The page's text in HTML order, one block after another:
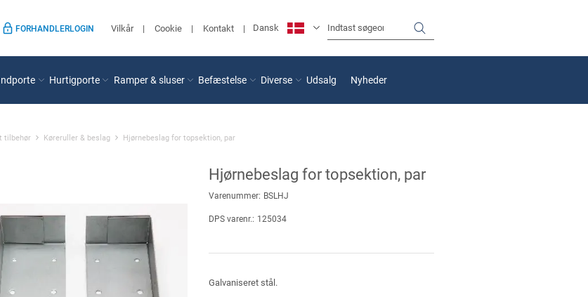
FORHANDLERLOGIN Vilkår Cookie Kontakt Dansk
Hurtigporte Ramper & sluser Befæstelse Diverse Udsalg Nyheder
tilbehør Køreruller & beslag Hjørnebeslag for topsektion, par
Hjørnebeslag for topsektion, par
Varenummer: BSLHJ
DPS varenr.: 125034
Galvaniseret stål.